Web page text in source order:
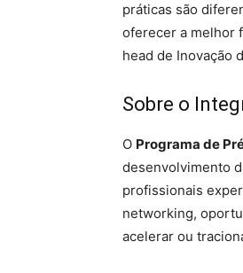
práticas são
oferecer a melhor
head de Inovação
Sobre o
O Programa de
desenvolvimento
profissionais
networking,
acelerar ou